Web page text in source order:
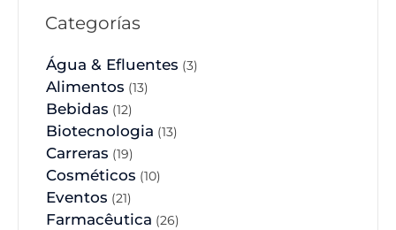
Categorías
Água & Efluentes (3)
Alimentos (13)
Bebidas (12)
Biotecnologia (13)
Carreras (19)
Cosméticos (10)
Eventos (21)
Farmacêutica (26)